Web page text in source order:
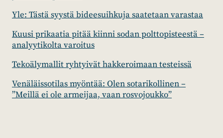
Yle: Tästä syystä bideesuihkuja saatetaan varastaa
Kuusi prikaatia pitää kiinni sodan polttopisteestä –
analyytikolta varoitus
Tekoälymallit ryhtyivät hakkeroimaan testeissä
Venäläissotilas myöntää: Olen sotarikollinen –
”Meillä ei ole armeijaa, vaan rosvojoukko”